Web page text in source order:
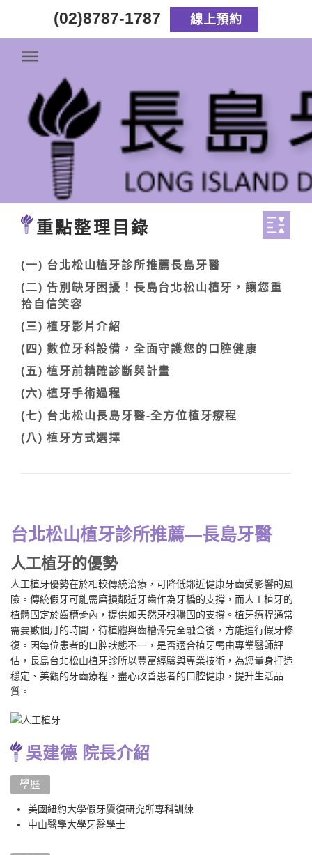
(02)8787-1787 線上預約
人工植牙
重點整理目錄
(一) 台北松山植牙診所推薦長島牙醫
(二) 告別缺牙困擾！長島台北松山植牙，讓您重
拾自信笑容
(三) 植牙影片介紹
(四) 數位牙科設備，全面守護您的口腔健康
(五) 植牙前精確診斷與計畫
(六) 植牙手術過程
(七) 台北松山長島牙醫-全方位植牙療程
(八) 植牙方式選擇
台北松山植牙診所推薦—長島牙醫
人工植牙的優勢
人工植牙優勢在於相較傳統治療，可降低鄰近健康牙齒受影響的風
險。傳統假牙可能需磨損鄰近牙齒作為牙橋的支撐，而人工植牙的
植體固定於齒槽骨內，提供如天然牙根穩固的支撐。植牙療程通常
需要數個月的時間，待植體與齒槽骨完全融合後，方能進行假牙修
復。因每位患者的口腔狀態不一，是否適合植牙需由專業醫師評
估，長島台北松山植牙診所以豐富經驗與專業技術，為您量身打造
穩定、美觀的牙齒療程，盡心改善患者的口腔健康，提升生活品
質。
吳建德 院長介紹
學歷
美國紐約大學假牙贗復研究所專科訓練
中山醫學大學牙醫學士